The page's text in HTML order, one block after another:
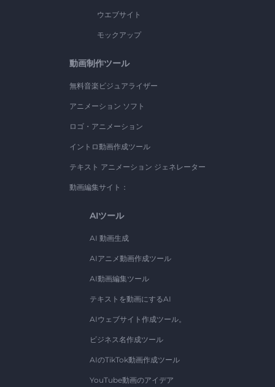
ウエブサイト
モックアップ
動画制作ツール
無料音楽ビジュアライザー
アニメーション ソフト
ロゴ・アニメーション
イントロ動画作成ツール
テキスト アニメーション ジェネレーター
動画編集サイト：
AIツール
AI 動画生成
AIアニメ動画作成ツール
AI動画編集ツール
テキストを動画にするAI
AIウェブサイト作成ツール。
ビジネス名作成ツール
AIのTikTok動画作成ツール
YouTube動画のアイデア